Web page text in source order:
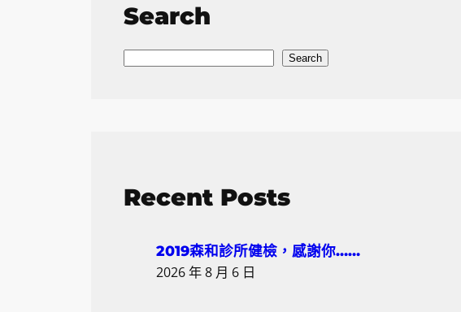
Search
S
h
Search
Recent Posts
2019森和診所健檢，感謝你……
2026 年 8 月 6 日